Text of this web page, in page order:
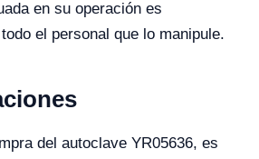
en su operación es
el personal que lo manipule.
del autoclave YR05636, es